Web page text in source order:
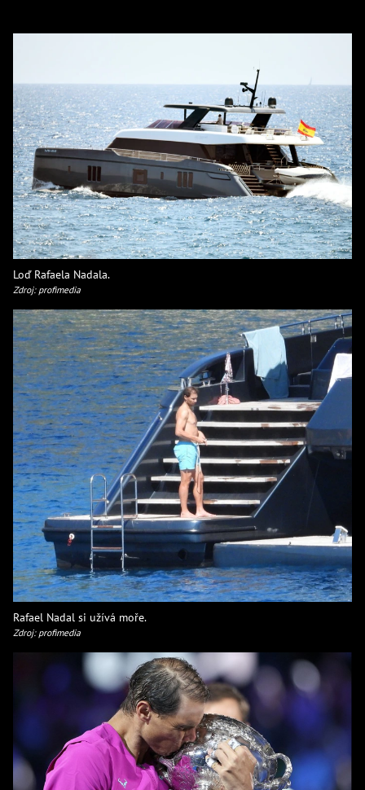
Loď Rafaela Nadala.
Zdroj: profimedia
Rafael Nadal si užívá moře.
Zdroj: profimedia